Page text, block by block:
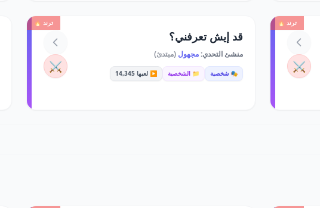
ترند 🔥
⚔️
ترند 🔥
قد إيش تعرفني؟
منشئ التحدي:مجهول(مبتدئ)
🎭 شخصية 📁 الشخصية ▶️ لعبها 14,345 ⚔️